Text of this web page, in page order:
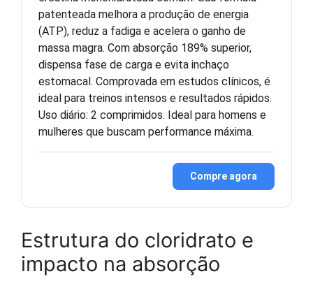
patenteada melhora a produção de energia
(ATP), reduz a fadiga e acelera o ganho de
massa magra. Com absorção 189% superior,
dispensa fase de carga e evita inchaço
estomacal. Comprovada em estudos clínicos, é
ideal para treinos intensos e resultados rápidos.
Uso diário: 2 comprimidos. Ideal para homens e
mulheres que buscam performance máxima.
Compre agora
Estrutura do cloridrato e
impacto na absorção